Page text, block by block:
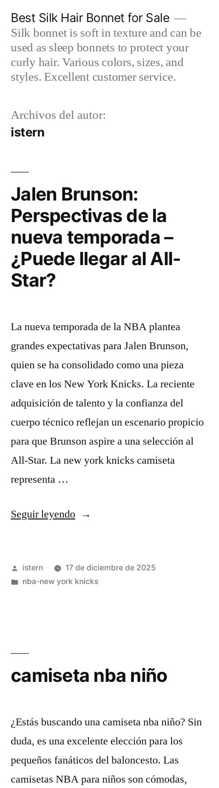
contenido
Best Silk Hair Bonnet for Sale
Silk bonnet is soft in texture and can be
used as sleep bonnets to protect your
curly hair. Various colors, sizes, and
styles. Excellent customer service.
Archivos del autor:
istern
Jalen Brunson:
Perspectivas de la
nueva temporada –
¿Puede llegar al All-
Star?
La nueva temporada de la NBA plantea
grandes expectativas para Jalen Brunson,
quien se ha consolidado como una pieza
clave en los New York Knicks. La reciente
adquisición de talento y la confianza del
cuerpo técnico reflejan un escenario propicio
para que Brunson aspire a una selección al
All-Star. La new york knicks camiseta
representa …
Seguir leyendo«Jalen
de
¿Puede
llegar
All-
Star?»
Publicado
por
istern
17 de diciembre de 2025
Publicado
nba-new york knicks
camiseta nba niño
¿Estás buscando una camiseta nba niño? Sin
duda, es una excelente elección para los
pequeños fanáticos del baloncesto. Las
camisetas NBA para niños son cómodas,